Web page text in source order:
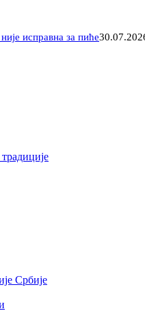
исправна за пиће
Србије